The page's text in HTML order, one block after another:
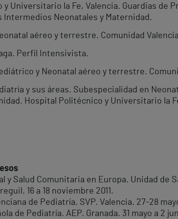
Universitario la Fe, Valencia. Guardias de
Intermedios Neonatales y Maternidad.
aéreo y terrestre. Comunidad
Perfil Intensivista.
y Neonatal aéreo y terrestre.
y sus áreas. Subespecialidad en
Hospital Politécnico y Universitario la
y Salud Comunitaria en Europa. Unidad de
16 a 18 noviembre 2011.
de Pediatría. SVP. Valencia. 27-28
de Pediatría. AEP. Granada. 31 mayo a 2